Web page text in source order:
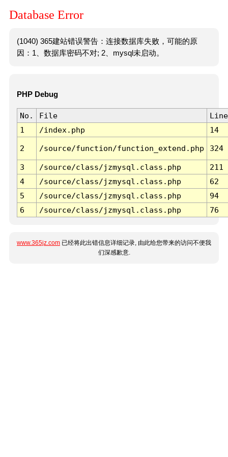
Database Error
(1040) 365建站错误警告：连接数据库失败，可能的原
因：1、数据库密码不对; 2、mysql未启动。
PHP Debug
No. File
Line
1
/index.php 14
2 /source/function/function_extend.php 324
3 /source/class/jzmysql.class.php
211
4
/source/class/jzmysql.class.php
62
5
/source/class/jzmysql.class.php
94
6
/source/class/jzmysql.class.php 76
www.365jz.com 已经将此出错信息详细记录, 由此给您带来的访问不便我
们深感歉意.